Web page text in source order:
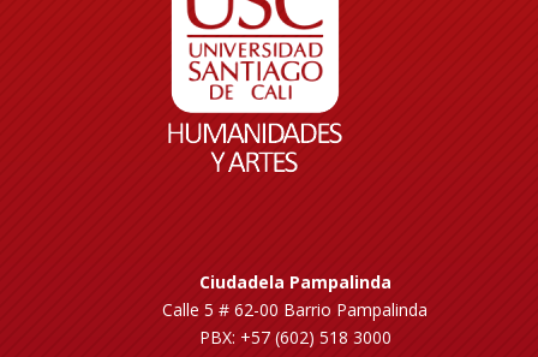
Ciudadela Pampalinda
Calle 5 # 62-00 Barrio Pampalinda
PBX: +57 (602) 518 3000